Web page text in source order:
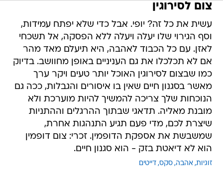
צום לסירוגין
עשית את כל זה? יופי. אבל כדי שלא יפתח עמידות,
וסף הגירוי שלו יעלה ויעלה ללא הפסקה, אל תשכחי
לאזן. עם כל הכבוד לאהבה, היא תיעלם מאד מהר
אם לא תכלכלו את גם העניניים באופן מחוושב. בדיוק
כמו שבצום לסירוגין האוכל יותר טעים ויקר ערך
מאשר בסגנון חיים שאין בו איסורים והגבלות, ככה גם
הנוכחות שלך צריכה להמשיך להיות מוערכת ולא
מובנת מאליה. תדאגי שבתוך ההרגלים וההתניות
שיצרת לכם, מדי פעם תגיע התנהגות אחרת,
שמשבשת את אספקת הדופמין. זכרי: צום דופמין
הוא לא דיאטת בזק - הוא סגנון חיים.
זוגיות אהבה סקס דייטים